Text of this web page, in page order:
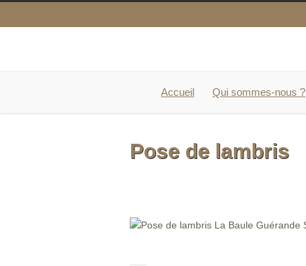
Accueil Qui sommes-nous ?
Pose de lambris